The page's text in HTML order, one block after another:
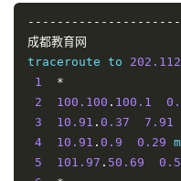
广
州
市
电
信
贵
12
221.183
13
221.183 .25.189
14
15
111.24. 4.77
16
111.24 . 4.106
17
221.181 . 125.81
18
221.181 .125.138
成都教育网
traceroute to 202.112
1
*
2
100.100 . 100.1
3
10.91 . 0.37 7.91
4
10.91 . 0.9 0.29
5
101.97 . 50.69